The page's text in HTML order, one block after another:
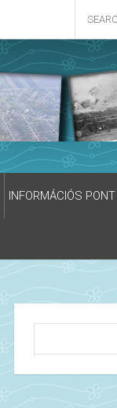
INFORMÁCIÓS PONT